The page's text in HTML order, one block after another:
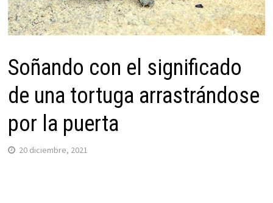
Soñando con el significado
de una tortuga arrastrándose
por la puerta
20 diciembre, 2021